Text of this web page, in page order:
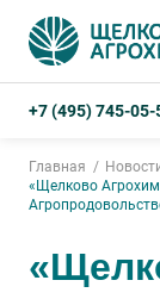
+7 (495) 745-05-
Главная
«Щелково